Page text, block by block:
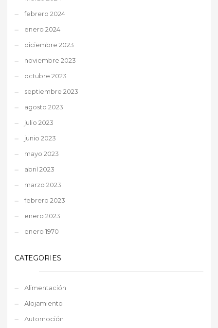
febrero 2024
enero 2024
diciembre 2023
noviembre 2023
octubre 2023
septiembre 2023
agosto 2023
julio 2023
junio 2023
mayo 2023
abril 2023
marzo 2023
febrero 2023
enero 2023
enero 1970
CATEGORIES
Alimentación
Alojamiento
Automoción